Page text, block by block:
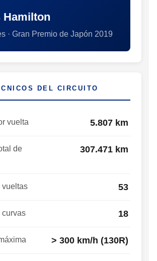
Hamilton
· Gran Premio de Japón 2019
DEL CIRCUITO
vuelta 5.807 km
de
307.471 km
vueltas 53
curvas 18
> 300 km/h (130R)